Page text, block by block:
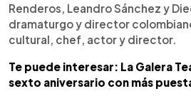
Renderos, Leandro Sánchez y
dramaturgo y director
cultural, chef, actor y director.
Te puede interesar: La Galera
sexto aniversario con más